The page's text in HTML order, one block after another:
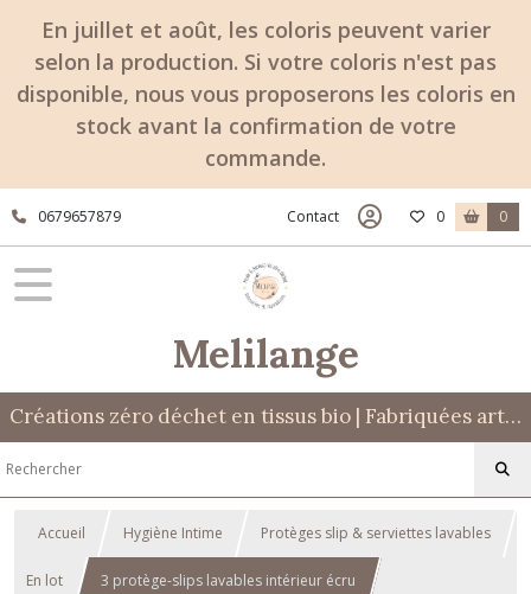
En juillet et août, les coloris peuvent varier
selon la production. Si votre coloris n'est pas
disponible, nous vous proposerons les coloris en
stock avant la confirmation de votre
commande.
0679657879 Contact 0 0
Melilange
Créations zéro déchet en tissus bio | Fabriquées artisanalement à Mont-Dauphin (05)
Accueil Hygiène Intime Protèges slip & serviettes lavables
En lot 3 protège-slips lavables intérieur écru